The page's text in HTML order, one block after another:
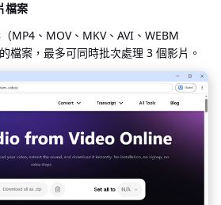
檔案
MP4、MOV、MKV、AVI、WEBM
檔案，最多可同時批次處理 3 個影片。